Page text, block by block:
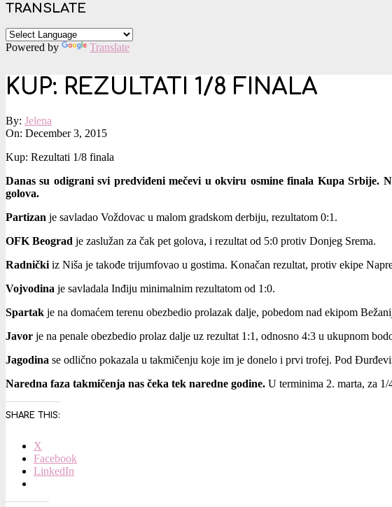
TRANSLATE
Powered by Translate
KUP: REZULTATI 1/8 FINALA
By: Jelena
On: December 3, 2015
Kup: Rezultati 1/8 finala
Danas su odigrani svi predviđeni mečevi u okviru osmine finala Kupa Srbije.
golova.
Partizan je savladao Voždovac u malom gradskom derbiju, rezultatom 0:1.
OFK Beograd je zaslužan za čak pet golova, i rezultat od 5:0 protiv Donjeg Srema.
Radnički iz Niša je takođe trijumfovao u gostima. Konačan rezultat, protiv ekipe
Vojvodina je savladala Inđiju minimalnim rezultatom od 1:0.
Spartak je na domaćem terenu obezbedio prolazak dalje, pobedom nad ekipom
Javor je na penale obezbedio prolaz dalje uz rezultat 1:1, odnosno 4:3 u ukupnom
Jagodina se odlično pokazala u takmičenju koje im je donelo i prvi trofej. Pod
Naredna faza takmičenja nas čeka tek naredne godine. U terminima 2. marta, za
SHARE THIS:
X
Facebook
LinkedIn